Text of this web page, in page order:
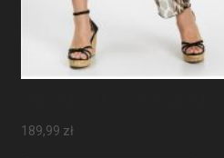
189,99 zł